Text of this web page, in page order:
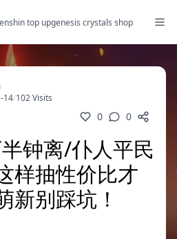
top upgenesis crystals shop
14/102 Visits
0 0
钟离/仆人平民
样抽性价比才
新别踩坑！